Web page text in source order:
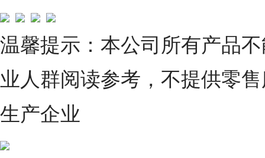
温馨提示：本公司所有产品
业人群阅读参考，不提供零
生产企业